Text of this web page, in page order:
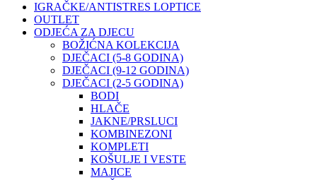
IGRAČKE/ANTISTRES LOPTICE
OUTLET
ODJEĆA ZA DJECU
BOŽIĆNA KOLEKCIJA
DJEČACI (5-8 GODINA)
DJEČACI (9-12 GODINA)
DJEČACI (2-5 GODINA)
BODI
HLAČE
JAKNE/PRSLUCI
KOMBINEZONI
KOMPLETI
KOŠULJE I VESTE
MAJICE